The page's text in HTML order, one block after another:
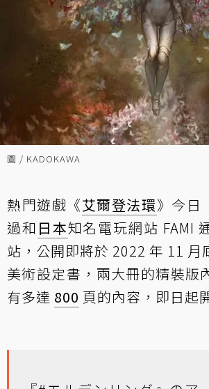
圖 / KADOKAWA
熱門遊戲《艾爾登法環》今日
過和 日本知名電玩網站 FAMI
站，公開即將於 2022 年 11 月
美術設定書，兩大冊的精裝版
有多達 800 頁的內容，即日起